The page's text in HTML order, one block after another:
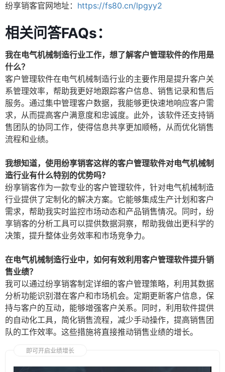
纷享销客官网地址： https://fs80.cn/lpgyy2
相关问答FAQs：
我在电气机械制造行业工作，想了解客户管理软件的作用是
什么？
客户管理软件在电气机械制造行业的主要作用是提升客户关
系管理效率，帮助我更好地跟踪客户信息、销售记录和售后
服务。通过集中管理客户数据，我能够更快速地响应客户需
求，从而提高客户满意度和忠诚度。此外，该软件还支持销
售团队的协同工作，使得信息共享更加顺畅，从而优化销售
流程和业绩。
我想知道，使用纷享销客这样的客户管理软件对电气机械制
造行业有什么特别的优势吗？
纷享销客作为一款专业的客户管理软件，针对电气机械制造
行业提供了定制化的解决方案。它能够集成生产计划和客户
需求，帮助我实时监控市场动态和产品销售情况。同时，纷
享销客的分析工具可以提供数据洞察，帮助我做出更科学的
决策，提升整体业务效率和市场竞争力。
在电气机械制造行业中，如何有效利用客户管理软件提升销
售业绩？
我可以通过纷享销客制定详细的客户管理策略，利用其数据
分析功能识别潜在客户和市场机会。定期更新客户信息，保
持与客户的互动，能够增强客户关系。同时，利用软件提供
的自动化工具，简化销售流程，减少手动操作，提高销售团
队的工作效率。这些措施将直接推动销售业绩的增长。
即可开启业绩增长